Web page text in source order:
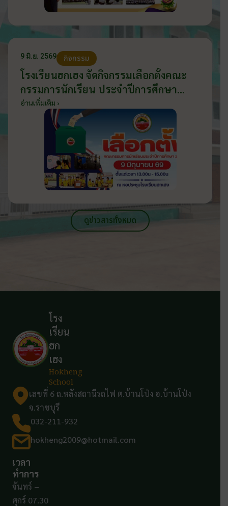
9 มิ.ย. 2569 กิจกรรม
โรงเรียนฮกเฮง จัดกิจกรรมเลือกตั้งคณะ
กรรมการนักเรียน ประจำปีการศึกษา
2569 ส่งเสริมประชาธิปไตยในโรงเรียน
วันที่ 9 มิถุนายน 2569
อ่านเพิ่มเติม ›
ดูข่าวสารทั้งหมด
โรง
เรียน
ฮก
เฮง
Hokheng
School
เลขที่ 6 ถ.หลังสถานีรถไฟ ต.บ้านโป่ง อ.บ้านโป่ง
จ.ราชบุรี
032-211-932
hokheng2009@hotmail.com
เวลา
ทำการ
จันทร์ –
ศุกร์ 07.30